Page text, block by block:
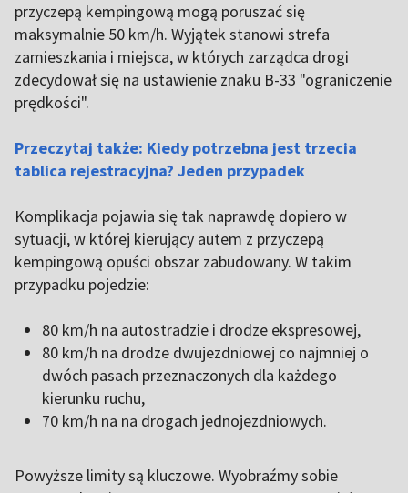
przyczepą kempingową mogą poruszać się
maksymalnie 50 km/h. Wyjątek stanowi strefa
zamieszkania i miejsca, w których zarządca drogi
zdecydował się na ustawienie znaku B-33 "ograniczenie
prędkości".
Przeczytaj także: Kiedy potrzebna jest trzecia
tablica rejestracyjna? Jeden przypadek
Komplikacja pojawia się tak naprawdę dopiero w
sytuacji, w której kierujący autem z przyczepą
kempingową opuści obszar zabudowany. W takim
przypadku pojedzie:
80 km/h na autostradzie i drodze ekspresowej,
80 km/h na drodze dwujezdniowej co najmniej o
dwóch pasach przeznaczonych dla każdego
kierunku ruchu,
70 km/h na na drogach jednojezdniowych.
Powyższe limity są kluczowe. Wyobraźmy sobie